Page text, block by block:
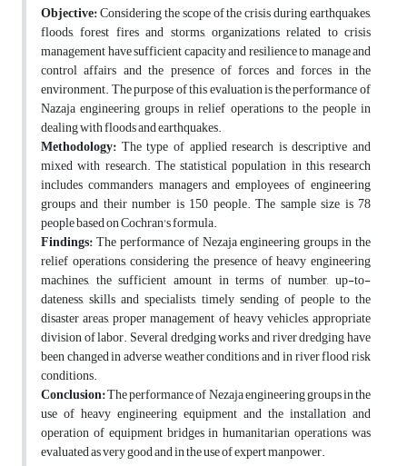
Objective:Considering the scope of the crisis during earthquakes,
floods, forest fires and storms, organizations related to crisis
management have sufficient capacity and resilience to manage and
control affairs and the presence of forces and forces in the
environment. The purpose of this evaluation is the performance of
Nazaja engineering groups in relief operations to the people in
dealing with floods and earthquakes.
Methodology: The type of applied research is descriptive and
mixed with research. The statistical population in this research
includes commanders, managers and employees of engineering
groups and their number is 150 people. The sample size is 78
people based on Cochran's formula.
Findings:The performance of Nezaja engineering groups in the
relief operations, considering the presence of heavy engineering
machines, the sufficient amount in terms of number, up-to-
dateness, skills and specialists, timely sending of people to the
disaster areas, proper management of heavy vehicles, appropriate
division of labor. Several dredging works and river dredging have
been changed in adverse weather conditions and in river flood risk
conditions.
Conclusion:The performance of Nezaja engineering groups in the
use of heavy engineering equipment and the installation and
operation of equipment bridges in humanitarian operations was
evaluated as very good and in the use of expert manpower.